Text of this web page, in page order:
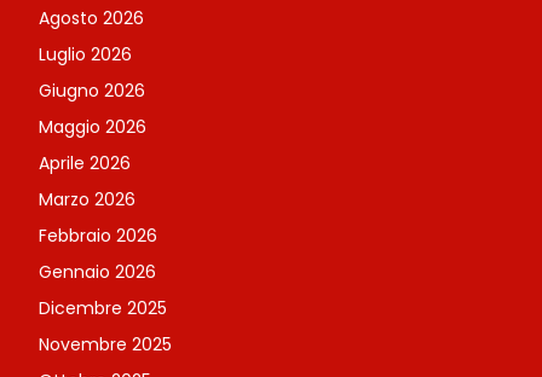
Agosto 2026
Luglio 2026
Giugno 2026
Maggio 2026
Aprile 2026
Marzo 2026
Febbraio 2026
Gennaio 2026
Dicembre 2025
Novembre 2025